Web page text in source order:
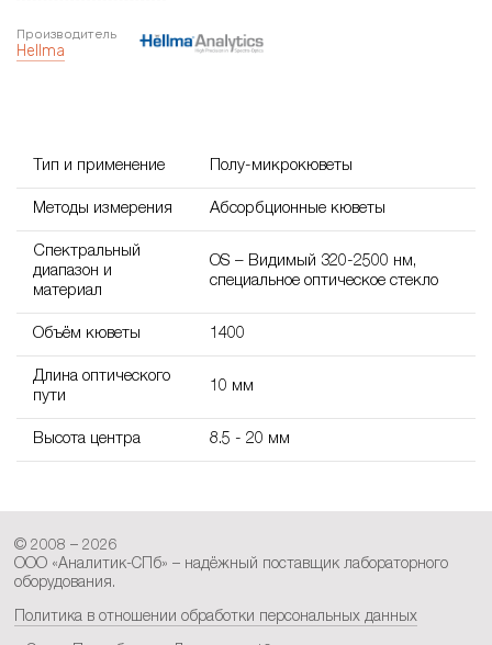
Производитель
Hellma
Тип и применение Полу-микрокюветы
Методы измерения Абсорбционные кюветы
Спектральный
диапазон и
материал
OS – Видимый 320-2500 нм,
специальное оптическое стекло
Объём кюветы 1400
Длина оптического
пути
10 мм
Высота центра 8.5 - 20 мм
© 2008 – 2026
ООО «Аналитик-СПб» – надёжный поставщик лабораторного
оборудования.
Политика в отношении обработки персональных данных